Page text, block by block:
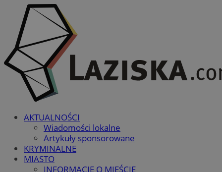
AKTUALNOŚCI
Wiadomości lokalne
Artykuły sponsorowane
KRYMINALNE
MIASTO
INFORMACJE O MIEŚCIE